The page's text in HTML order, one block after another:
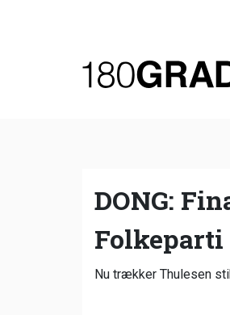
DONG:
Folkeparti
Nu trækker Thulesen